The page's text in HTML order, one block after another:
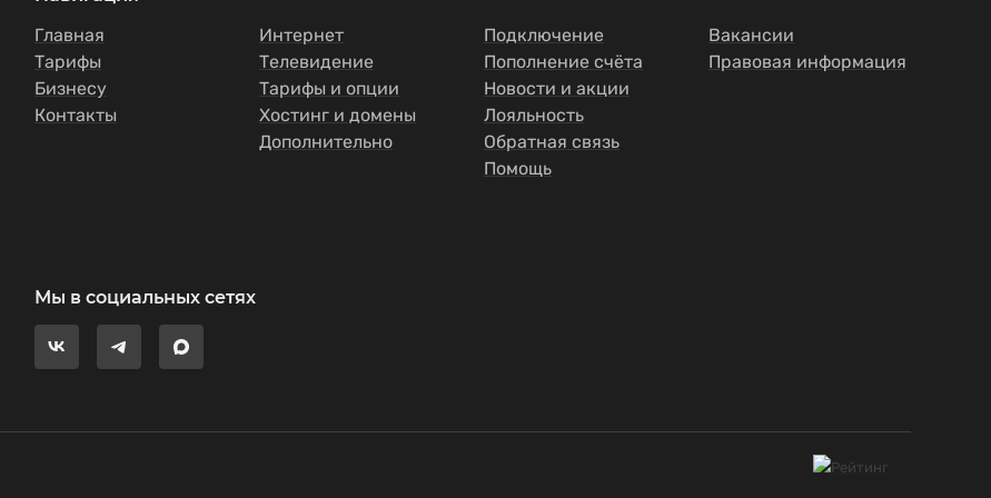
Главная
Тарифы
Бизнесу
Контакты
Интернет
Телевидение
Тарифы и опции
Хостинг и домены
Дополнительно
Подключение
Пополнение счёта
Новости и акции
Лояльность
Обратная связь
Помощь
Вакансии
Правовая информация
Мы в социальных сетях